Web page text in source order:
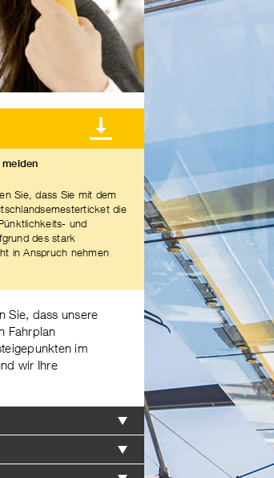
Sie, dass Sie mit dem
die
und
des stark
in Anspruch nehmen
Sie, dass unsere
Fahrplan
im
wir Ihre